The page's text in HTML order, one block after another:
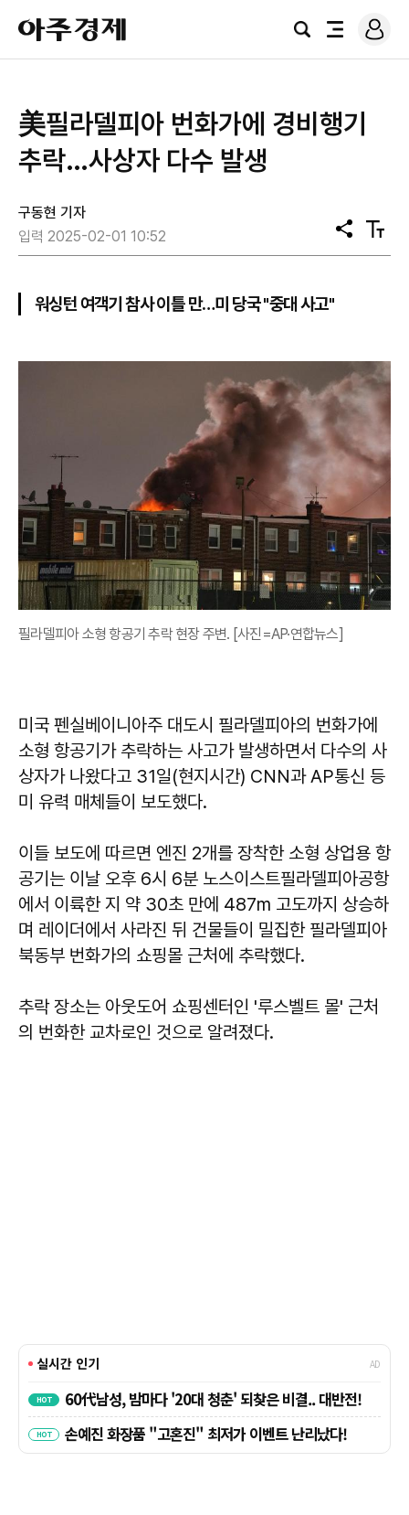
아
주
경
검
전
로
그
美필라델피아 번화가에 경비행기
추락…사상자 다수 발생
구동현 기자
입력 2025-02-01 10:52
공
유
텍
스
워싱턴 여객기 참사 이틀 만…미 당국 "중대 사고"
필라델피아 소형 항공기 추락 현장 주변. [사진=AP·연합뉴스]
미국 펜실베이니아주 대도시 필라델피아의 번화가에
소형 항공기가 추락하는 사고가 발생하면서 다수의 사
상자가 나왔다고 31일(현지시간) CNN과 AP통신 등
미 유력 매체들이 보도했다.
이들 보도에 따르면 엔진 2개를 장착한 소형 상업용 항
공기는 이날 오후 6시 6분 노스이스트필라델피아공항
에서 이륙한 지 약 30초 만에 487m 고도까지 상승하
며 레이더에서 사라진 뒤 건물들이 밀집한 필라델피아
북동부 번화가의 쇼핑몰 근처에 추락했다.
추락 장소는 아웃도어 쇼핑센터인 '루스벨트 몰' 근처
의 번화한 교차로인 것으로 알려졌다.